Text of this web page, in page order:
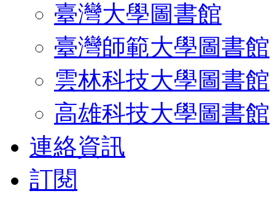
臺灣大學圖書館
臺灣師範大學圖書館
雲林科技大學圖書館
高雄科技大學圖書館
連絡資訊
訂閱